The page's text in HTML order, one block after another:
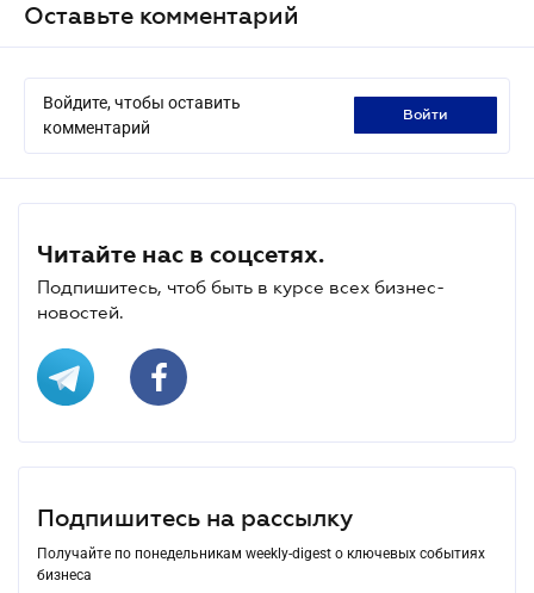
Оставьте комментарий
Войдите, чтобы оставить
комментарий
войти
Читайте нас в соцсетях.
Подпишитесь, чтоб быть в курсе всех бизнес-
новостей.
Подпишитесь на рассылку
Получайте по понедельникам weekly-digest о ключевых событиях
бизнеса